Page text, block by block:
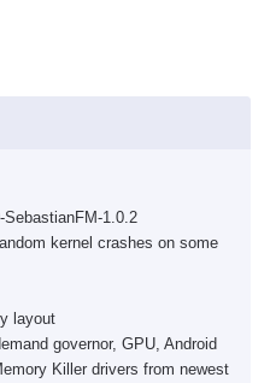
SebastianFM-1.0.2
kernel crashes on some
layout
governor, GPU, Android
Killer drivers from newest